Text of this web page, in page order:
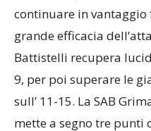
Nel secondo set le
dominare, portandosi
continuare in
grande efficacia
Battistelli recupera
9, per poi superare le